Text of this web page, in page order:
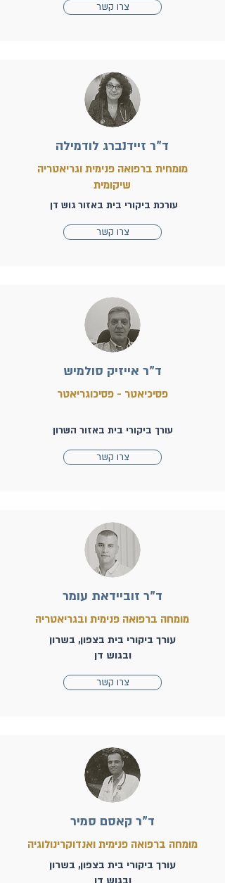
צרו קשר
ד"ר זיידנברג לודמילה
מומחית ברפואה פנימית וגריאטריה
שיקומית
עורכת ביקורי בית באזור גוש דן
צרו קשר
ד"ר אייזיק סולמיש
פסיכיאטר - פסיכוגריאטר
עורך ביקורי בית באזור השרון
צרו קשר
ד"ר זוביידאת עומר
מומחה ברפואה פנימית ובגריאטריה
עורך ביקורי בית בצפון, בשרון
ובגוש דן
צרו קשר
ד"ר קאסם סמיר
מומחה ברפואה פנימית ואנדוקרינולוגיה
עורך ביקורי בית בצפון, בשרון